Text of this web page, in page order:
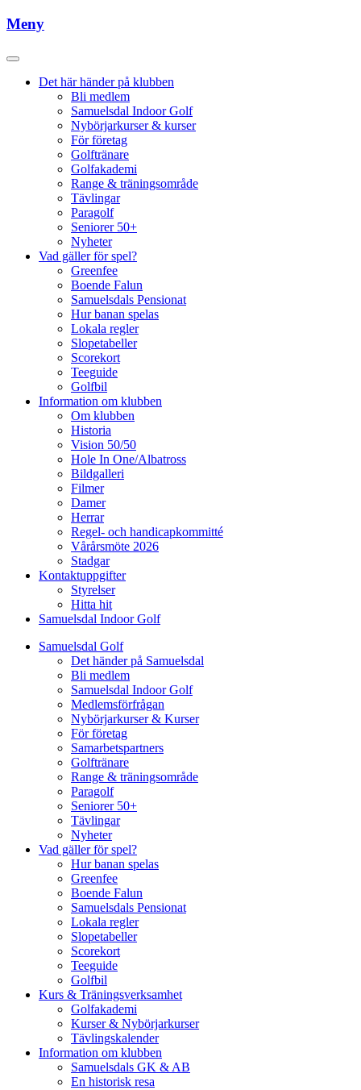
Meny
Det här händer på klubben
Bli medlem
Samuelsdal Indoor Golf
Nybörjarkurser & kurser
För företag
Golftränare
Golfakademi
Range & träningsområde
Tävlingar
Paragolf
Seniorer 50+
Nyheter
Vad gäller för spel?
Greenfee
Boende Falun
Samuelsdals Pensionat
Hur banan spelas
Lokala regler
Slopetabeller
Scorekort
Teeguide
Golfbil
Information om klubben
Om klubben
Historia
Vision 50/50
Hole In One/Albatross
Bildgalleri
Filmer
Damer
Herrar
Regel- och handicapkommitté
Vårårsmöte 2026
Stadgar
Kontaktuppgifter
Styrelser
Hitta hit
Samuelsdal Indoor Golf
Samuelsdal Golf
Det händer på Samuelsdal
Bli medlem
Samuelsdal Indoor Golf
Medlemsförfrågan
Nybörjarkurser & Kurser
För företag
Samarbetspartners
Golftränare
Range & träningsområde
Paragolf
Seniorer 50+
Tävlingar
Nyheter
Vad gäller för spel?
Hur banan spelas
Greenfee
Boende Falun
Samuelsdals Pensionat
Lokala regler
Slopetabeller
Scorekort
Teeguide
Golfbil
Kurs & Träningsverksamhet
Golfakademi
Kurser & Nybörjarkurser
Tävlingskalender
Information om klubben
Samuelsdals GK & AB
En historisk resa